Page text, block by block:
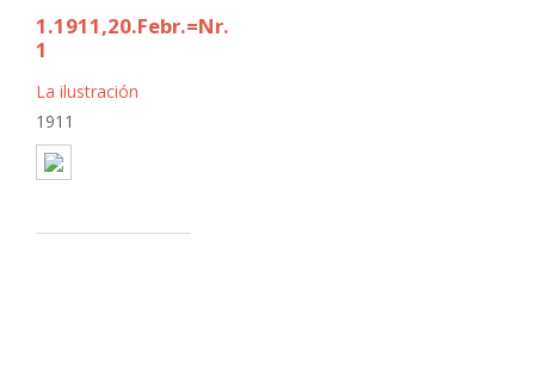
1.1911,20.Febr.=Nr.
1
La ilustración
1911